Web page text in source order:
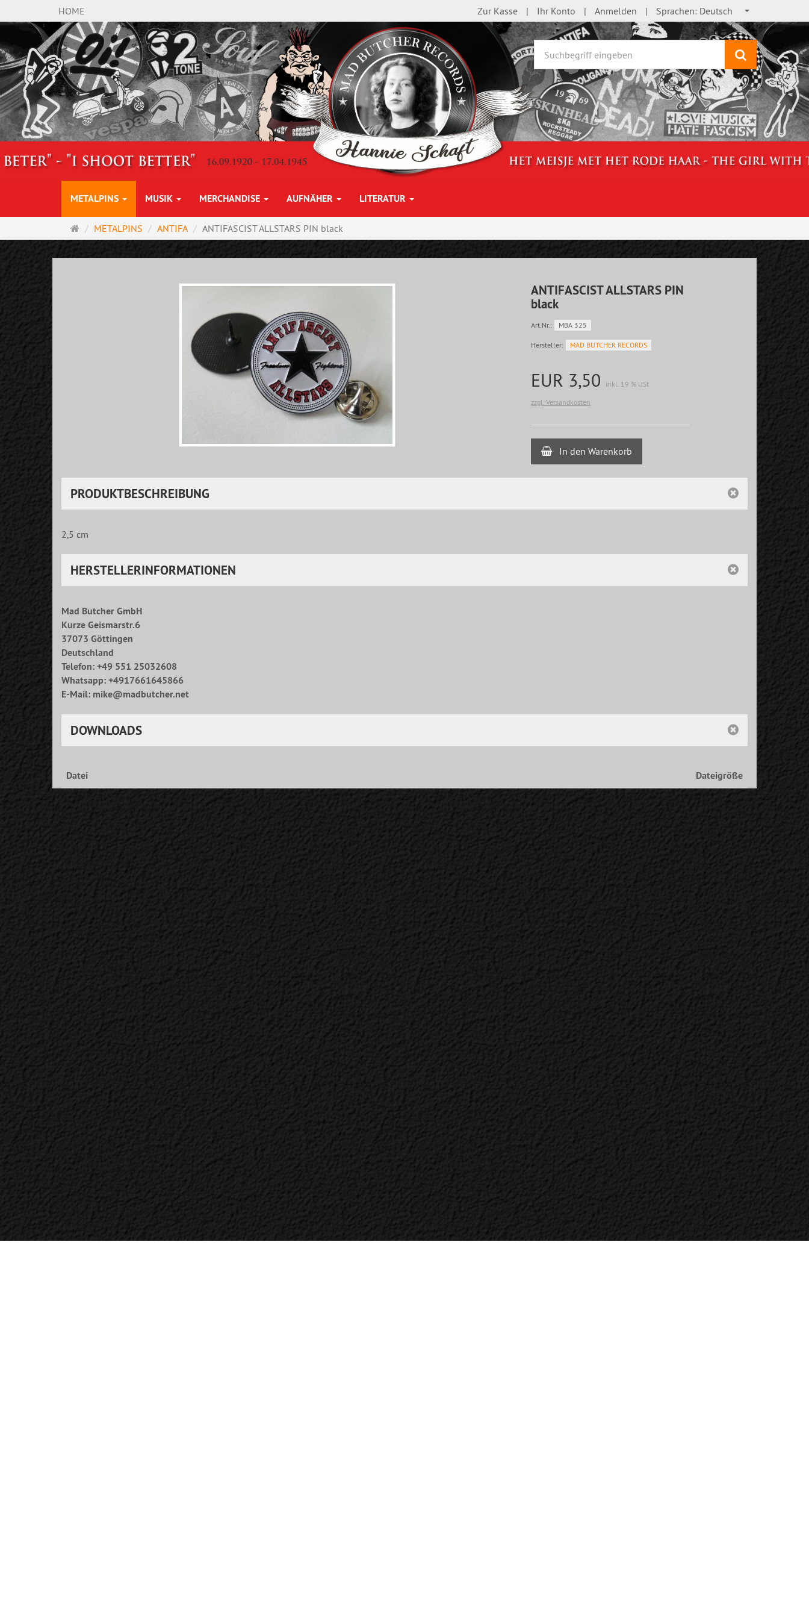
HOME Zur Kasse Ihr Konto Anmelden Sprachen: Deutsch
Suchen
METALPINS MUSIK MERCHANDISE AUFNÄHER LITERATUR
Startseite
METALPINS ANTIFA ANTIFASCIST ALLSTARS PIN black
ANTIFASCIST ALLSTARS PIN
black
Art.Nr.: MBA 325
Hersteller: MAD BUTCHER RECORDS
EUR 3,50
inkl. 19 % USt
zzgl. Versandkosten
In den Warenkorb
PRODUKTBESCHREIBUNG
2,5 cm
HERSTELLERINFORMATIONEN
Mad Butcher GmbH
Kurze Geismarstr.6
37073 Göttingen
Deutschland
Telefon: +49 551 25032608
Whatsapp: +4917661645866
E-Mail: mike@madbutcher.net
DOWNLOADS
Datei Dateigröße